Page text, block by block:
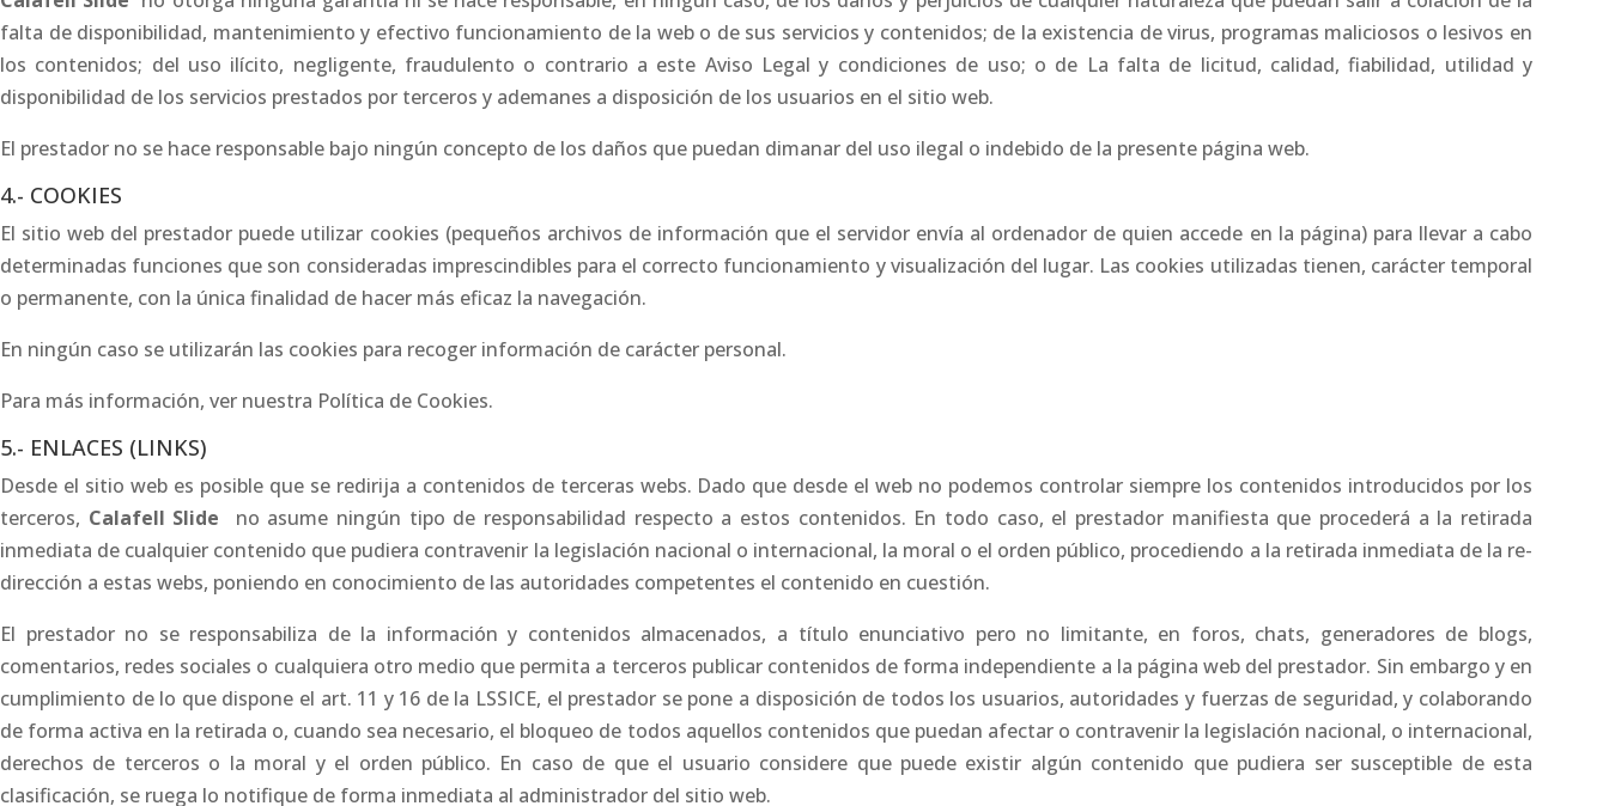
falta de disponibilidad, mantenimiento y efectivo funcionamiento de la web o de sus servicios y contenidos; de la existencia de virus, programas maliciosos o lesivos en
los contenidos; del uso ilícito, negligente, fraudulento o contrario a este Aviso Legal y condiciones de uso; o de La falta de licitud, calidad, fiabilidad, utilidad y
disponibilidad de los servicios prestados por terceros y ademanes a disposición de los usuarios en el sitio web.
El prestador no se hace responsable bajo ningún concepto de los daños que puedan dimanar del uso ilegal o indebido de la presente página web.
4.- COOKIES
El sitio web del prestador puede utilizar cookies (pequeños archivos de información que el servidor envía al ordenador de quien accede en la página) para llevar a cabo
determinadas funciones que son consideradas imprescindibles para el correcto funcionamiento y visualización del lugar. Las cookies utilizadas tienen, carácter temporal
o permanente, con la única finalidad de hacer más eficaz la navegación.
En ningún caso se utilizarán las cookies para recoger información de carácter personal.
Para más información, ver nuestra Política de Cookies.
5.- ENLACES (LINKS)
Desde el sitio web es posible que se redirija a contenidos de terceras webs. Dado que desde el web no podemos controlar siempre los contenidos introducidos por los
terceros, Calafell Slide
no asume ningún tipo de responsabilidad respecto a estos contenidos. En todo caso, el prestador manifiesta que procederá a la retirada
inmediata de cualquier contenido que pudiera contravenir la legislación nacional o internacional, la moral o el orden público, procediendo a la retirada inmediata de la re-
dirección a estas webs, poniendo en conocimiento de las autoridades competentes el contenido en cuestión.
El prestador no se responsabiliza de la información y contenidos almacenados, a título enunciativo pero no limitante, en foros, chats, generadores de blogs,
comentarios, redes sociales o cualquiera otro medio que permita a terceros publicar contenidos de forma independiente a la página web del prestador. Sin embargo y en
cumplimiento de lo que dispone el art. 11 y 16 de la LSSICE, el prestador se pone a disposición de todos los usuarios, autoridades y fuerzas de seguridad, y colaborando
de forma activa en la retirada o, cuando sea necesario, el bloqueo de todos aquellos contenidos que puedan afectar o contravenir la legislación nacional, o internacional,
derechos de terceros o la moral y el orden público. En caso de que el usuario considere que puede existir algún contenido que pudiera ser susceptible de esta
clasificación, se ruega lo notifique de forma inmediata al administrador del sitio web.